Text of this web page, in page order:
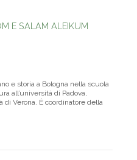
E SALAM ALEIKUM
e storia a Bologna nella scuola
all’università di Padova,
Verona. È coordinatore della